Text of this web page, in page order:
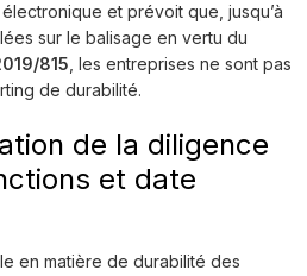
et prévoit que, jusqu’à
sur le balisage en vertu du
815 , les entreprises ne sont pas
de durabilité.
de la diligence
et date
en matière de durabilité des